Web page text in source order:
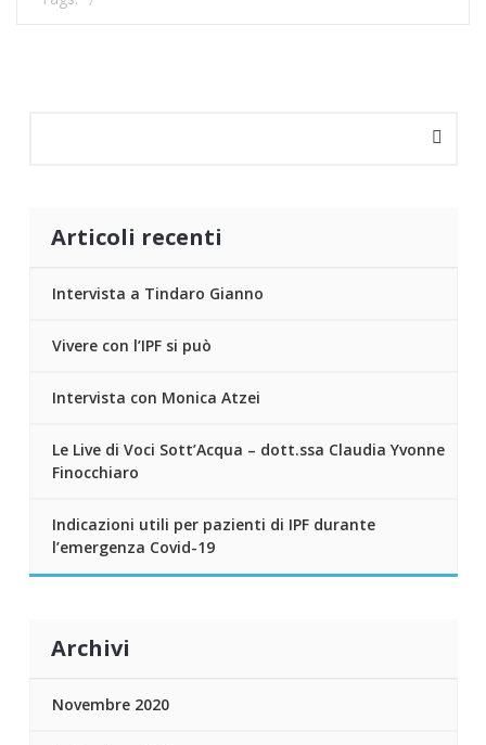
Articoli recenti
Intervista a Tindaro Gianno
Vivere con l’IPF si può
Intervista con Monica Atzei
Le Live di Voci Sott’Acqua – dott.ssa Claudia Yvonne
Finocchiaro
Indicazioni utili per pazienti di IPF durante
l’emergenza Covid-19
Archivi
Novembre 2020